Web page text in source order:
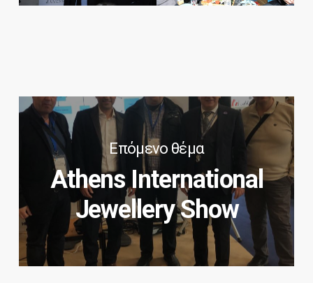
Επόμενο θέμα
Athens International
Jewellery Show